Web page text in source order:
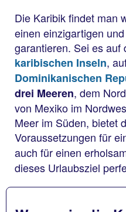
Die Karibik findet man
einen einzigartigen
garantieren. Sei es auf
karibischen Inseln,
Dominikanischen
drei Meeren, dem
von Mexiko im
Meer im Süden, bietet
Voraussetzungen für
auch für einen
dieses Urlaubsziel